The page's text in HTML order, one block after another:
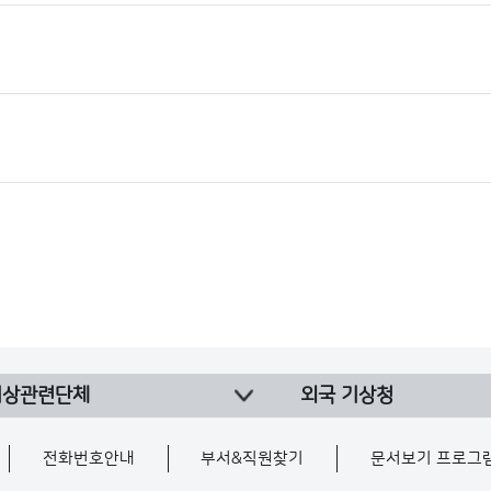
관련단체 외국 기상청
전화번호안내 부서&직원찾기 문서보기 프로그